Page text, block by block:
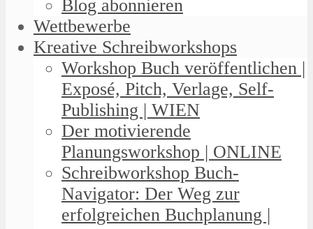
Blog abonnieren
Wettbewerbe
Kreative Schreibworkshops
Workshop Buch veröffentlichen |
Exposé, Pitch, Verlage, Self-
Publishing | WIEN
Der motivierende
Planungsworkshop | ONLINE
Schreibworkshop Buch-
Navigator: Der Weg zur
erfolgreichen Buchplanung |